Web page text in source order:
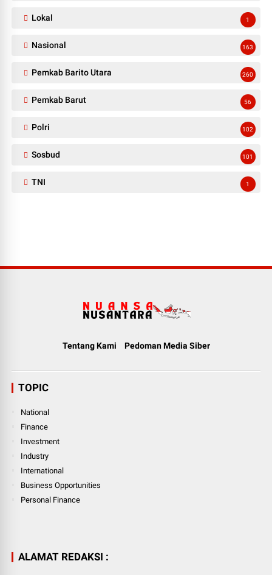
Lokal 1
Nasional 163
Pemkab Barito Utara 260
Pemkab Barut 56
Polri 102
Sosbud 101
TNI 1
Tentang Kami Pedoman Media Siber
TOPIC
National
Finance
Investment
Industry
International
Business Opportunities
Personal Finance
ALAMAT REDAKSI :